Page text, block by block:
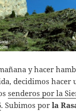
y hacer
decidimos hacer
senderos por la
. Subimos porla